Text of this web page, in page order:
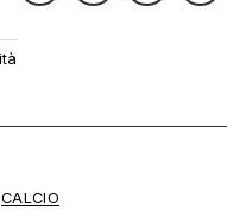
CALCIO